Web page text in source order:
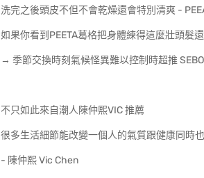
洗完之後頭皮不但不會乾燥還會特別清爽 -
如果你看到PEETA葛格把身體練得這麼壯頭髮
→ 季節交換時刻氣候怪異難以控制時超推
不只如此來自潮人陳仲熙VIC 推薦
很多生活細節能改變一個人的氣質跟健康同時
- 陳仲熙 Vic Chen